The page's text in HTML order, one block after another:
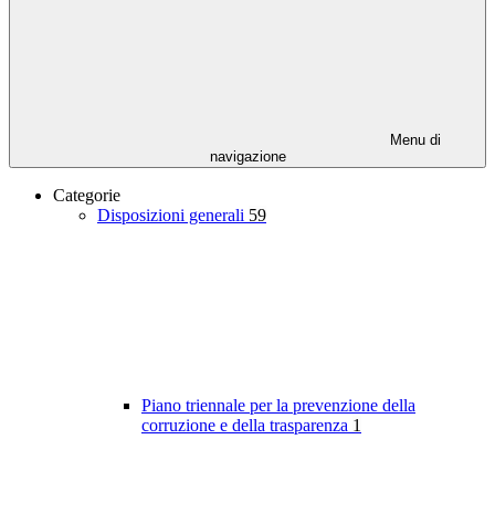
Menu di
navigazione
Categorie
Disposizioni generali 59
Piano triennale per la prevenzione della
corruzione e della trasparenza 1